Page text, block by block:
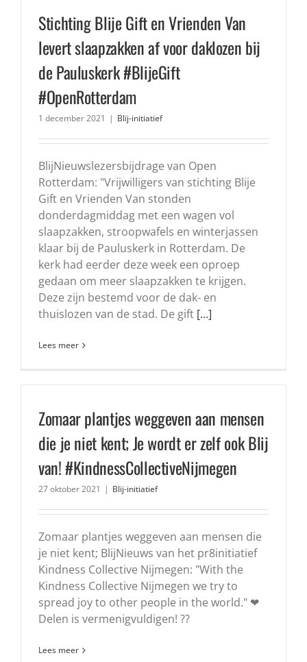
Stichting Blije Gift en Vrienden Van
levert slaapzakken af voor daklozen bij
de Pauluskerk #BlijeGift
#OpenRotterdam
1 december 2021 | Blij-initiatief
BlijNieuwslezersbijdrage van Open
Rotterdam: "Vrijwilligers van stichting Blije
Gift en Vrienden Van stonden
donderdagmiddag met een wagen vol
slaapzakken, stroopwafels en winterjassen
klaar bij de Pauluskerk in Rotterdam. De
kerk had eerder deze week een oproep
gedaan om meer slaapzakken te krijgen.
Deze zijn bestemd voor de dak- en
thuislozen van de stad. De gift [...]
Lees meer
Zomaar plantjes weggeven aan mensen
die je niet kent; Je wordt er zelf ook Blij
van! #KindnessCollectiveNijmegen
27 oktober 2021 | Blij-initiatief
Zomaar plantjes weggeven aan mensen die
je niet kent; BlijNieuws van het pr8initiatief
Kindness Collective Nijmegen: "With the
Kindness Collective Nijmegen we try to
spread joy to other people in the world." ❤
Delen is vermenigvuldigen! ??
Lees meer